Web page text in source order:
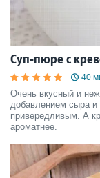
Суп-пюре с
40
Очень вкусный и
добавлением сыра
привередливым. А
ароматнее.